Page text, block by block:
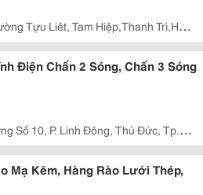
Tựu Liêt, Tam Hiệp,Thanh Trì,Hà
Điện Chấn 2 Sóng, Chấn 3 Sóng
Số 10, P. Linh Đông, Thủ Đức, Tp.
Mạ Kẽm, Hàng Rào Lưới Thép,